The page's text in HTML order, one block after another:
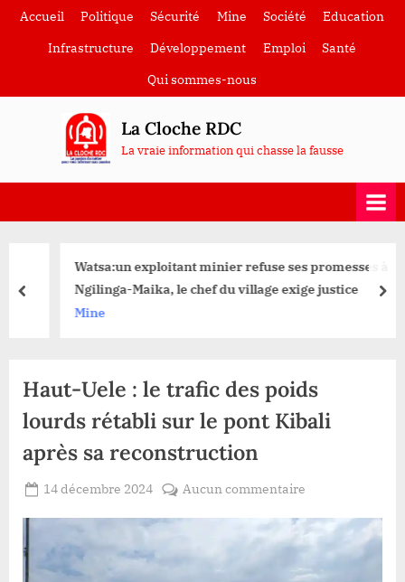
SkipAccueil Politique Sécurité Mine Société
Education
Infrastructure
Développement Emploi
Santé
Qui sommes-nous
La Cloche RDC
La vraie information qui chasse la fausse
Watsa:un exploitant minier refuse ses promesses à
Ngilinga-Maika, le chef du village exige justice
Mine
prev
Haut-Uele : le trafic des poids
lourds rétabli sur le pont Kibali
après sa reconstruction
Posted
14 décembre 2024
ROMEO
Aucun commentaire
Uele
le